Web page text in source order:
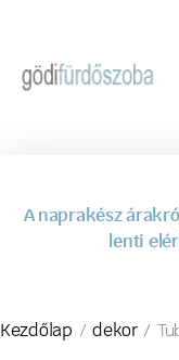
A naprakész
lenti
Kezdőlap /dekor/